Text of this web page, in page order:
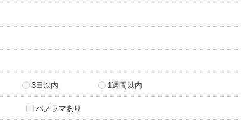
3日以内 1週間以内
パノラマあり